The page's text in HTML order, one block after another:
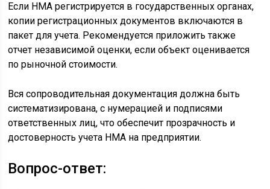
Если НМА регистрируется в государственных органах,
копии регистрационных документов включаются в
пакет для учета. Рекомендуется приложить также
отчет независимой оценки, если объект оценивается
по рыночной стоимости.
Вся сопроводительная документация должна быть
систематизирована, с нумерацией и подписями
ответственных лиц, что обеспечит прозрачность и
достоверность учета НМА на предприятии.
Вопрос-ответ: